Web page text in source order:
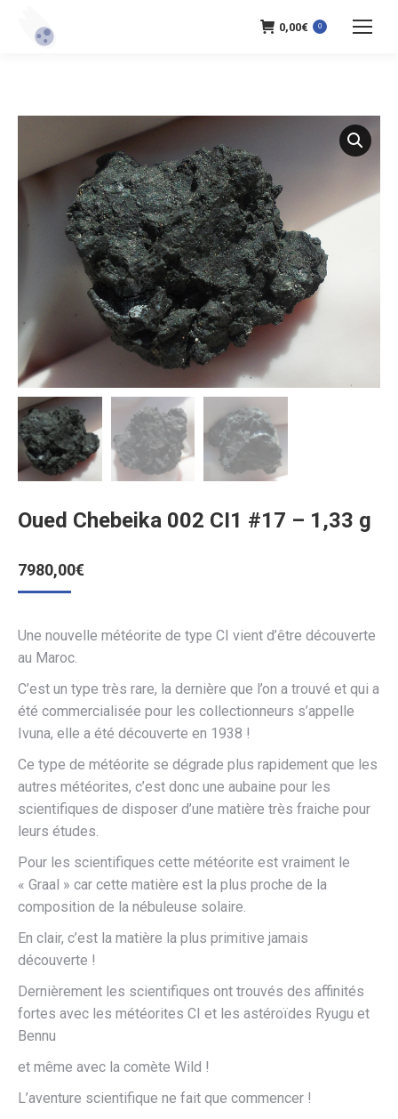
0,00€ 0
Oued Chebeika 002 CI1 #17 – 1,33 g
7980,00€
Une nouvelle météorite de type CI vient d’être découverte
au Maroc.
C’est un type très rare, la dernière que l’on a trouvé et qui a
été commercialisée pour les collectionneurs s’appelle
Ivuna, elle a été découverte en 1938 !
Ce type de météorite se dégrade plus rapidement que les
autres météorites, c’est donc une aubaine pour les
scientifiques de disposer d’une matière très fraiche pour
leurs études.
Pour les scientifiques cette météorite est vraiment le
« Graal » car cette matière est la plus proche de la
composition de la nébuleuse solaire.
En clair, c’est la matière la plus primitive jamais
découverte !
Dernièrement les scientifiques ont trouvés des affinités
fortes avec les météorites CI et les astéroïdes Ryugu et
Bennu
et même avec la comète Wild !
L’aventure scientifique ne fait que commencer !